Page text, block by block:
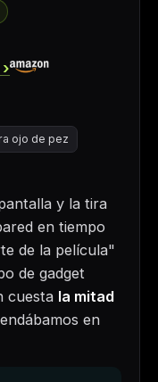
ojo de pez
y la tira
en tiempo
de la película"
de gadget
cuesta la mitad
en